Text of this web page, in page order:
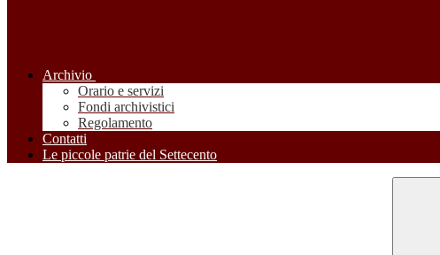
Archivio
Orario e servizi
Fondi archivistici
Regolamento
Contatti
Le piccole patrie del Settecento